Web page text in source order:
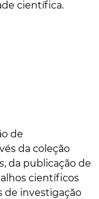
científica.
de
da coleção
, da publicação de
científicos
de investigação